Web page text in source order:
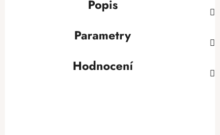
Popis
Parametry
Hodnocení